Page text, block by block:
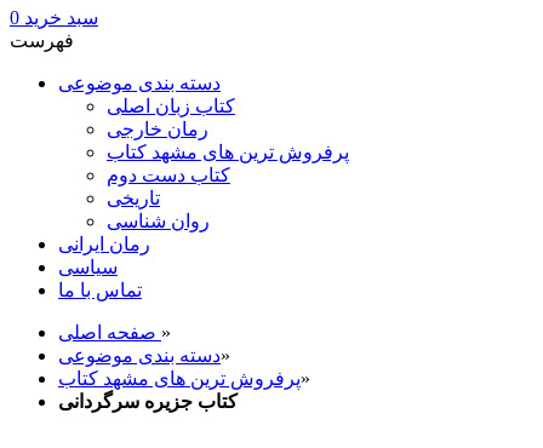
سبد خرید 0
فهرست
دسته بندی موضوعی
کتاب زبان اصلی
رمان خارجی
پرفروش ترین های مشهد کتاب
کتاب دست دوم
تاریخی
روان شناسی
رمان ایرانی
سیاسی
تماس با ما
»
دسته بندی موضوعی»
پرفروش ترین های مشهد کتاب»
کتاب جزیره سرگردانی